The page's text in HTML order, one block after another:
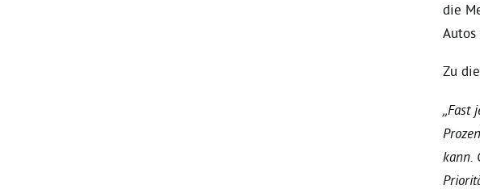
die
Autos
Zu
„Fast
kann.